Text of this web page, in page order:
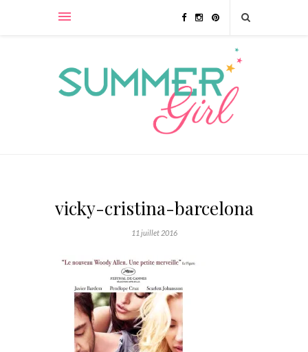
vicky-cristina-barcelona
11 juillet 2016